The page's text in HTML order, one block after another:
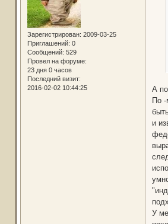
Зарегистрирован: 2009-03-25
Приглашений: 0
Сообщений: 529
Провел на форуме:
23 дня 0 часов
Последний визит:
2016-02-02 10:44:25
А
По
и
У